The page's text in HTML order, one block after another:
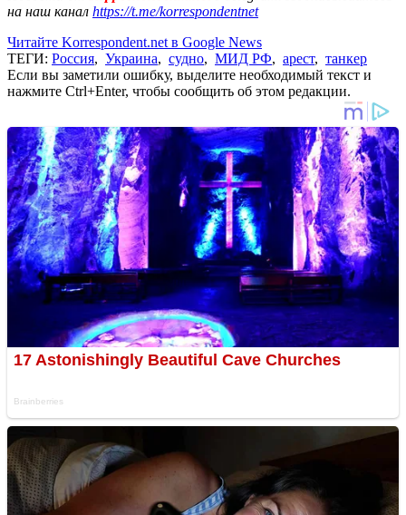
на наш канал https://t.me/korrespondentnet
Читайте Korrespondent.net в Google News
ТЕГИ: Россия, Украина, судно, МИД РФ, арест, танкер
Если вы заметили ошибку, выделите необходимый текст и
нажмите Ctrl+Enter, чтобы сообщить об этом редакции.